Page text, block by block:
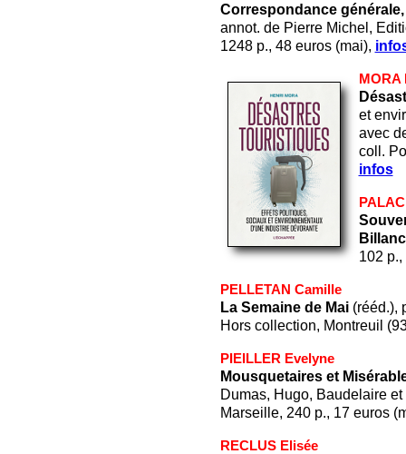
Correspondance générale,
annot. de Pierre Michel,
1248 p., 48 euros (mai),
MORA
et
avec
coll.
infos
102
PELLETAN Camille
La Semaine de Mai(rééd.),
Hors collection, Montreuil
PIEILLER Evelyne
Mousquetaires et
Dumas, Hugo, Baudelaire
Marseille, 240 p., 17 euros
RECLUS Elisée